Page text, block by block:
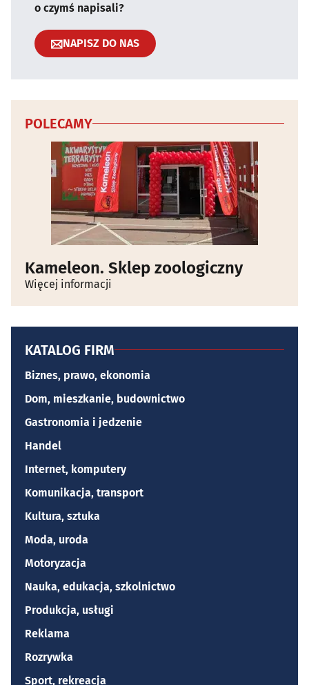
o czymś napisali?
NAPISZ DO NAS
POLECAMY
Kameleon. Sklep zoologiczny
Więcej informacji
KATALOG FIRM
Biznes, prawo, ekonomia
Dom, mieszkanie, budownictwo
Gastronomia i jedzenie
Handel
Internet, komputery
Komunikacja, transport
Kultura, sztuka
Moda, uroda
Motoryzacja
Nauka, edukacja, szkolnictwo
Produkcja, usługi
Reklama
Rozrywka
Sport, rekreacja